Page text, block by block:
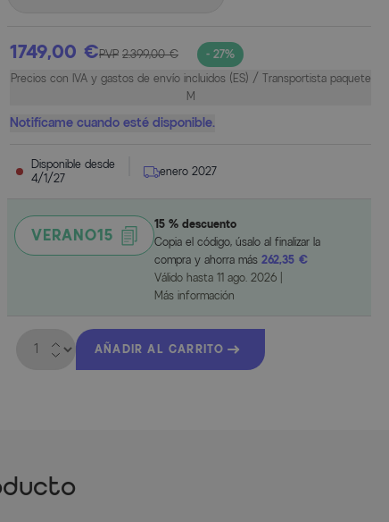
1749,00 €PVP 2.399,00 €
- 27%
Precios con IVA y gastos de envío incluidos (ES) / Transportista paquete
M
Notifícame cuando esté disponible.
Disponible desde
4/1/27
enero 2027
VERANO15
15 % descuento
Copia el código, úsalo al finalizar la
compra y ahorra más262,35 €
Válido hasta11 ago. 2026
Más información
AÑADIR AL CARRITO